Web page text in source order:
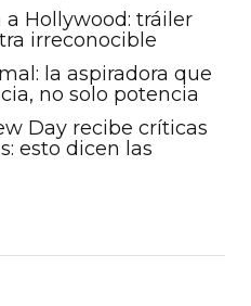
Hollywood: tráiler
irreconocible
la aspiradora que
no solo potencia
Day recibe críticas
esto dicen las